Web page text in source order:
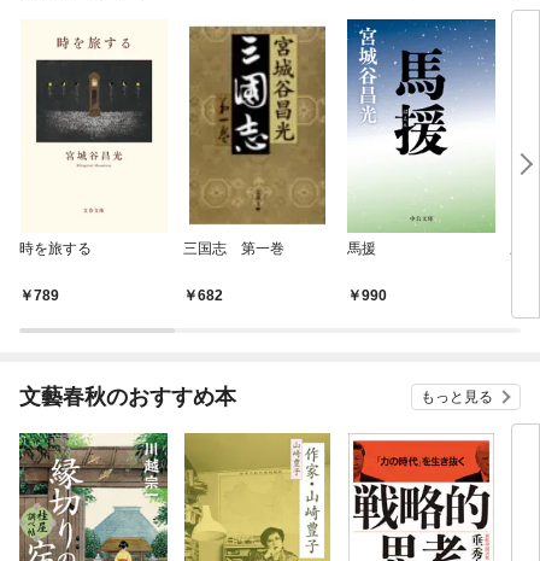
時を旅する
789
三国志 第一巻
682
馬援
990
歴
文藝春秋のおすすめ本 もっと見る